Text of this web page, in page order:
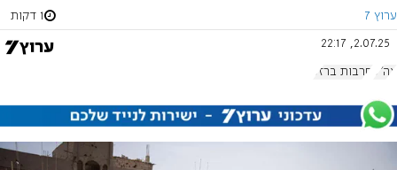
ערוץ 7 1 דקות
2.07.25, 22:17
צה"ל חרבות ברזל